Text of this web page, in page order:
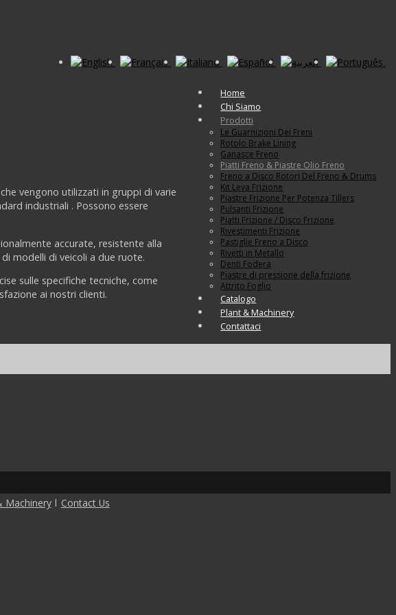
Home
Chi Siamo
Prodotti
Le Guarnizioni Dei Freni
Rotolo Brake Lining
Ganasce Freno
Piatti Freno & Piastre Olio Freno
Freno a Disco Rotori Del Freno & Drums
Kit Leva Frizione
Piastre Frizione Per Potenza Tillers
Pulsanti Frizione
Piatti Frizione / Disco Frizione
Rivestimenti Frizione
Pastiglie Freno a Disco
Rivetti in Metallo
Denti Fodera
Piastre di pressione della frizione
Attrito Foglio
Catalogo
Plant & Machinery
Contattaci
vengono utilizzati in gruppi di varie
industriali . Possono essere
accurate, resistente alla
modelli di veicoli a due ruote.
sulle specifiche tecniche, come
ai nostri clienti.
Machinery l Contact Us